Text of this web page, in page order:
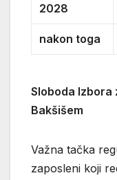
2028
nakon toga
Sloboda Izbora
Bakšišem
Važna tačka
zaposleni koji